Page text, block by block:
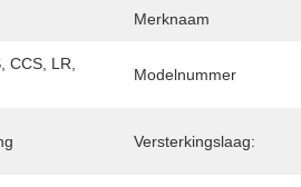
Merknaam
CCS, LR,
Modelnummer
Versterkingslaag: